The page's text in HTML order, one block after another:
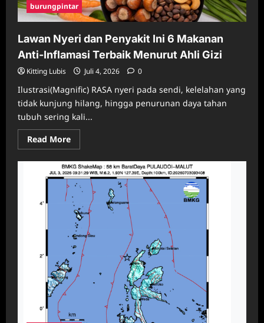
burungpintar
Lawan Nyeri dan Penyakit Ini 6 Makanan
Anti-Inflamasi Terbaik Menurut Ahli Gizi
Kitting Lubis Juli 4, 2026 0
Ilustrasi(Magnific) RASA nyeri pada sendi, kelelahan yang
tidak kunjung hilang, hingga penurunan daya tahan
tubuh sering kali...
Read MoreRead
more
Lawan
Nyeri
dan
Penyakit
Ini
6
Makanan
Anti-
Inflamasi
Terbaik
Menurut
Ahli
Gizi